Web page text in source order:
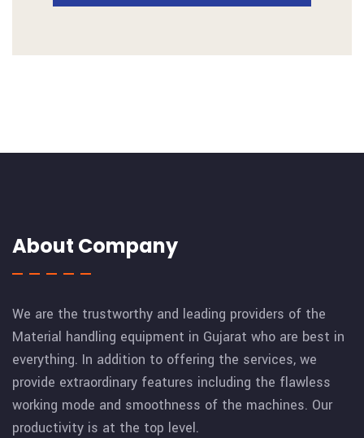
About Company
We are the trustworthy and leading providers of the
Material handling equipment in Gujarat who are best in
everything. In addition to offering the services, we
provide extraordinary features including the flawless
working mode and smoothness of the machines. Our
productivity is at the top level.